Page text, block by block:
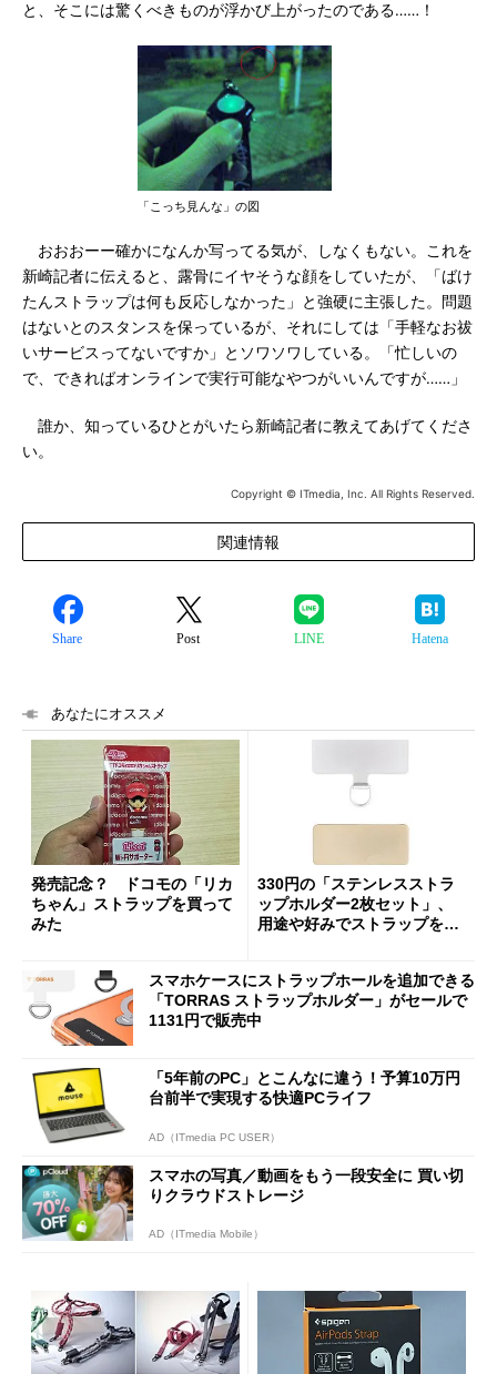
と、そこには驚くべきものが浮かび上がったのである……！
「こっち見んな」の図
おおおーー確かになんか写ってる気が、しなくもない。これを
新崎記者に伝えると、露骨にイヤそうな顔をしていたが、「ばけ
たんストラップは何も反応しなかった」と強硬に主張した。問題
はないとのスタンスを保っているが、それにしては「手軽なお祓
いサービスってないですか」とソワソワしている。「忙しいの
で、できればオンラインで実行可能なやつがいいんですが……」
誰か、知っているひとがいたら新崎記者に教えてあげてくださ
い。
Copyright © ITmedia, Inc. All Rights Reserved.
関連情報
Share Post LINE Hatena
あなたにオススメ
発売記念？ ドコモの「リカ
ちゃん」ストラップを買って
みた
330円の「ステンレスストラ
ップホルダー2枚セット」、
用途や好みでストラップを付
スマホケースにストラップホールを追加できる
「TORRAS ストラップホルダー」がセールで
1131円で販売中
「5年前のPC」とこんなに違う！予算10万円
台前半で実現する快適PCライフ
AD（ITmedia PC USER）
スマホの写真／動画をもう一段安全に 買い切
りクラウドストレージ
AD（ITmedia Mobile）